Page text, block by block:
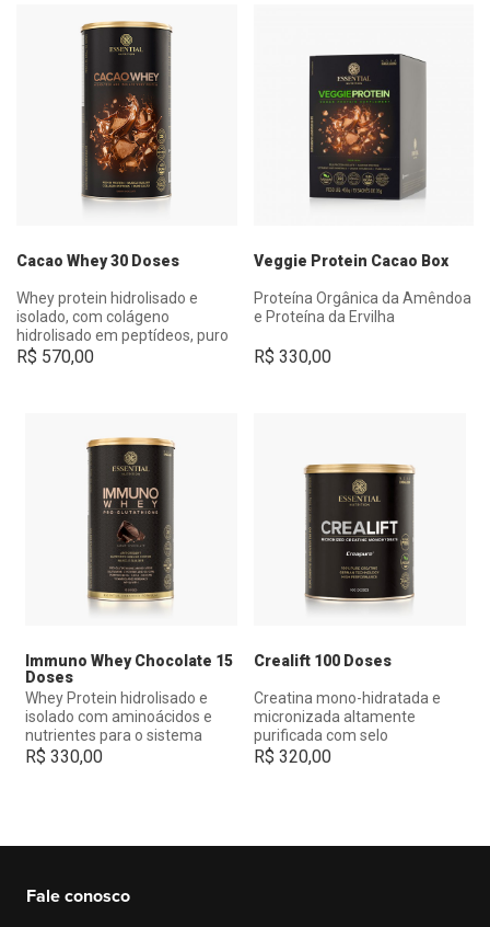
Cacao Whey 30 Doses
Whey protein hidrolisado e
isolado, com colágeno
hidrolisado em peptídeos, puro
cacau e adoçantes naturais.
R$ 570,00
Veggie Protein Cacao Box
Proteína Orgânica da Amêndoa
e Proteína da Ervilha
R$ 330,00
Immuno Whey Chocolate 15
Doses
Whey Protein hidrolisado e
isolado com aminoácidos e
nutrientes para o sistema
imune.
R$ 330,00
Crealift 100 Doses
Creatina mono-hidratada e
micronizada altamente
purificada com selo
Creapure®.
R$ 320,00
Fale conosco